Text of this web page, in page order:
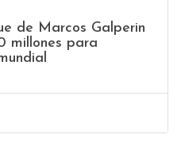
de Marcos Galperin
millones para